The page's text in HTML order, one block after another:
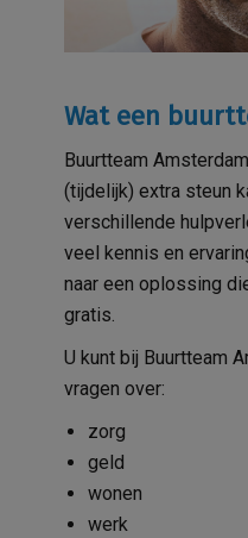
Wat een
Buurtteam
(tijdelijk) extra steun
verschillende
veel kennis en
naar een oplossing
gratis.
U kunt bij Buurtteam
vragen over:
zorg
geld
wonen
werk